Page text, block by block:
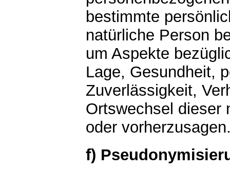
bestimmte
natürliche Person
um Aspekte
Lage, Gesundheit,
Zuverlässigkeit,
Ortswechsel dieser
oder
f)